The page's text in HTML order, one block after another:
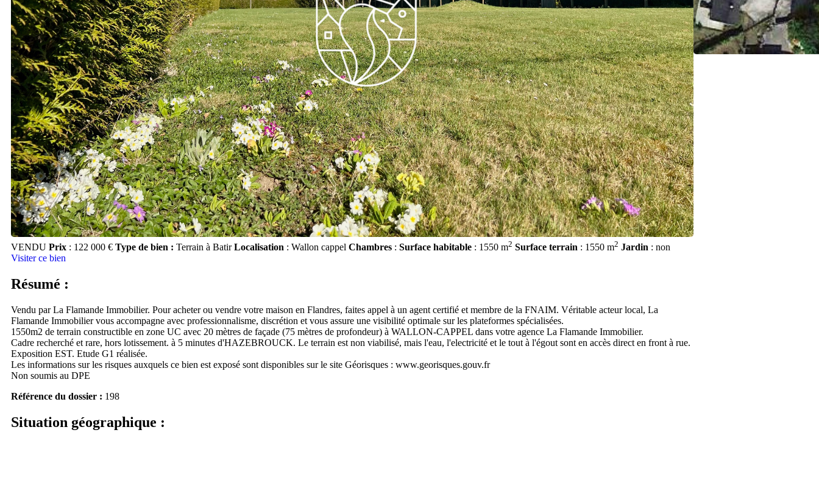
VENDU Prix : 122 000 € Type de bien : Terrain à Batir Localisation : Wallon cappel Chambres : Surface habitable : 1550 m2 Surface terrain : 1550 m2 Jardin : non
Visiter ce bien
Résumé :
Vendu par La Flamande Immobilier. Pour acheter ou vendre votre maison en Flandres, faites appel à un agent certifié et membre de la FNAIM. Véritable acteur local, La
Flamande Immobilier vous accompagne avec professionnalisme, discrétion et vous assure une visibilité optimale sur les plateformes spécialisées.
1550m2 de terrain constructible en zone UC avec 20 mètres de façade (75 mètres de profondeur) à WALLON-CAPPEL dans votre agence La Flamande Immobilier.
Cadre recherché et rare, hors lotissement. à 5 minutes d'HAZEBROUCK. Le terrain est non viabilisé, mais l'eau, l'electricité et le tout à l'égout sont en accès direct en front à rue.
Exposition EST. Etude G1 réalisée.
Les informations sur les risques auxquels ce bien est exposé sont disponibles sur le site Géorisques : www.georisques.gouv.fr
Non soumis au DPE
Référence du dossier : 198
Situation géographique :